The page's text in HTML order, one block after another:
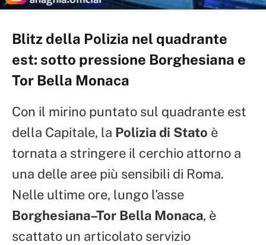
Blitz della Polizia nel quadrante
est: sotto pressione Borghesiana e
Tor Bella Monaca
Con il mirino puntato sul quadrante est
della Capitale, la Polizia di Stato è
tornata a stringere il cerchio attorno a
una delle aree più sensibili di Roma.
Nelle ultime ore, lungo l’asse
Borghesiana–Tor Bella Monaca, è
scattato un articolato servizio